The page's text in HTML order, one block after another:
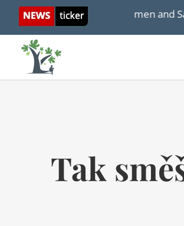
Skip
content
attacks in Yemen and Saudi Arabia,
Tak